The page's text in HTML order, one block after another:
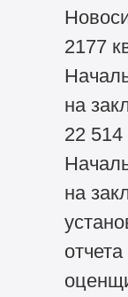
2177
на
22 514
на